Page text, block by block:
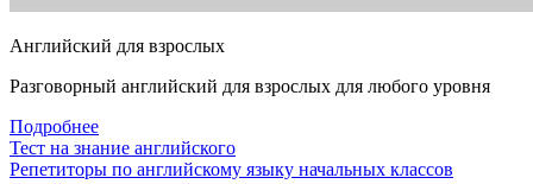
Английский для взрослых
Разговорный английский для взрослых для любого уровня
Подробнее
Тест на знание английского
Репетиторы по английскому языку начальных классов